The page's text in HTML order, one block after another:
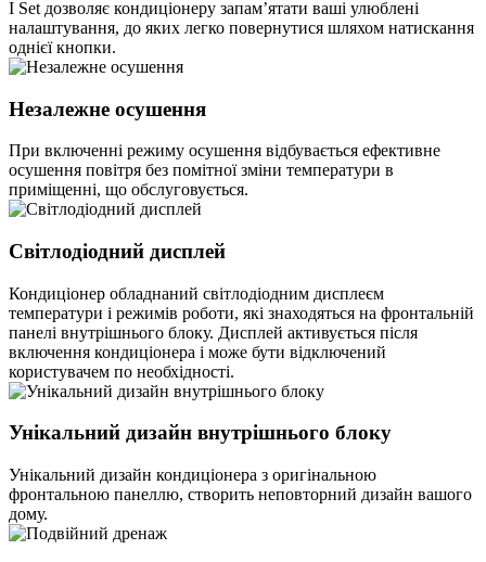
I Set дозволяє кондиціонеру запам’ятати ваші улюблені
налаштування, до яких легко повернутися шляхом натискання
однієї кнопки.
Незалежне осушення
При включенні режиму осушення відбувається ефективне
осушення повітря без помітної зміни температури в
приміщенні, що обслуговується.
Світлодіодний дисплей
Кондиціонер обладнаний світлодіодним дисплеєм
температури і режимів роботи, які знаходяться на фронтальній
панелі внутрішнього блоку. Дисплей активується після
включення кондиціонера і може бути відключений
користувачем по необхідності.
Унікальний дизайн внутрішнього блоку
Унікальний дизайн кондиціонера з оригінальною
фронтальною панеллю, створить неповторний дизайн вашого
дому.